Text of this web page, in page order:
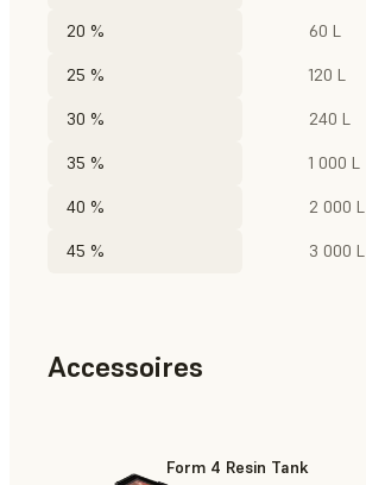
20 % 60 L
25 % 120 L
30 % 240 L
35 % 1 000 L
40 % 2 000 L
45 % 3 000 L
Accessoires
Form 4 Resin Tank